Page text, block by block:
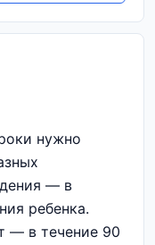
нужно
— в
ребенка.
— в течение 90